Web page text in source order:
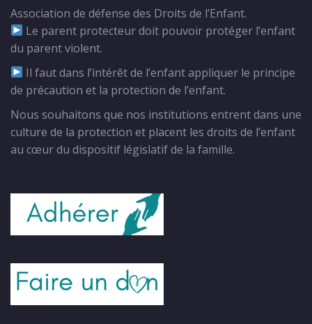
Association de défense des Droits de l’Enfant.
Le parent protecteur doit pouvoir protéger l’enfant
du parent violent.
Il faut dans l’intérêt de l’enfant appliquer le principe
de précaution et la protection de l’enfant.
Nous souhaitons que nos institutions entrent dans une
culture de la protection et placent les droits de l’enfant
au cœur du dispositif législatif de la famille.